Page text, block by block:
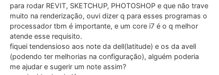
para rodar REVIT, SKETCHUP, PHOTOSHOP e que não trave
muito na renderização, ouvi dizer q para esses programas o
processador tbm é importante, e um core i7 é o q melhor
atende esse requisito.
fiquei tendensioso aos note da dell(latitude) e os da avell
(podendo ter melhorias na configuração), alguém poderia
me ajudar e sugerir um note assim?